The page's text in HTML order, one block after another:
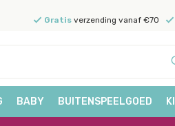
Gratisverzending vanaf €70
BABY BUITENSPEELGOED